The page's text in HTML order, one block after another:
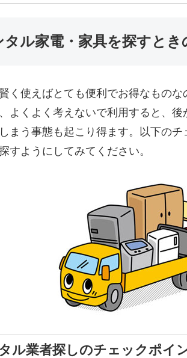
タル家電・家具を探すと
く使えばとても便利でお得なもの
よくよく考えないで利用すると、
まう事態も起こり得ます。以下の
すようにしてみてください。
ル業者探しのチェックポイ